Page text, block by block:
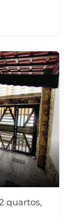
quartos,